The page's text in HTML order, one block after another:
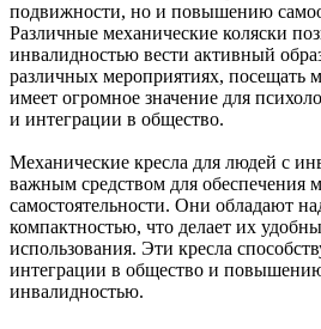
подвижности, но и повышению
Различные механические коляски
инвалидностью вести активный
различных мероприятиях, посещать
имеет огромное значение для
и интеграции в общество.
Механические кресла для людей с
важным средством для обеспечения
самостоятельности. Они обладают
компактностью, что делает их
использования. Эти кресла
интеграции в общество и
инвалидностью.